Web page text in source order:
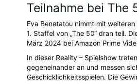
Teilnahme bei The
Eva Benetatou nimmt mit
1. Staffel von „The 50“ dran teil.
März 2024 bei Amazon Prime
In dieser Reality – Spielshow
gegeneinander an und messen
Geschicklichkeitsspielen. Die